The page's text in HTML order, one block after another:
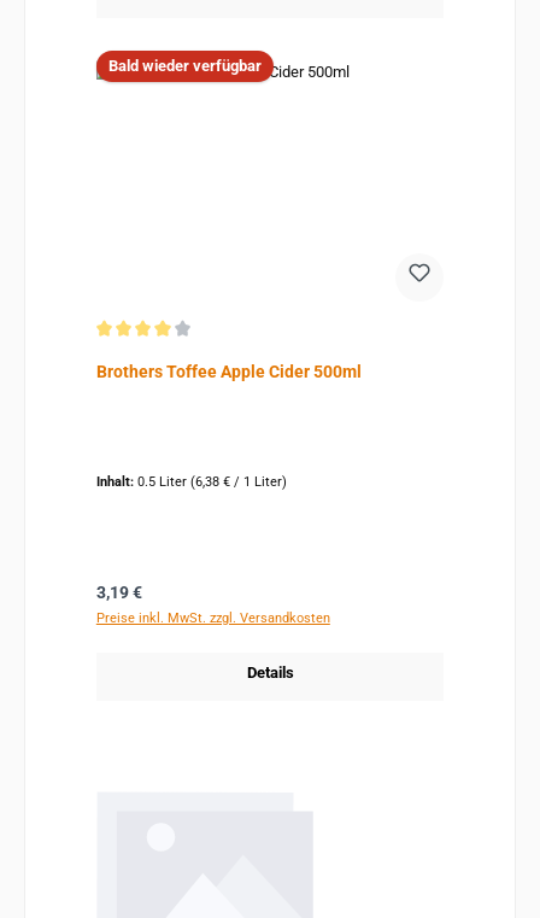
Bald wieder verfügbar
Brothers Toffee Apple Cider 500ml
Inhalt: 0.5 Liter (6,38 € / 1 Liter)
Regulärer Preis:
3,19 €
Preise inkl. MwSt. zzgl. Versandkosten
Details